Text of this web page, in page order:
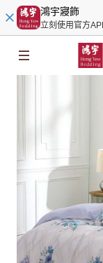
鴻宇寢飾
立刻使用官方